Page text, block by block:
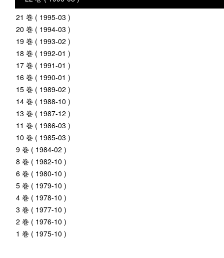
21 巻 ( 1995-03 )
20 巻 ( 1994-03 )
19 巻 ( 1993-02 )
18 巻 ( 1992-01 )
17 巻 ( 1991-01 )
16 巻 ( 1990-01 )
15 巻 ( 1989-02 )
14 巻 ( 1988-10 )
13 巻 ( 1987-12 )
11 巻 ( 1986-03 )
10 巻 ( 1985-03 )
9 巻 ( 1984-02 )
8 巻 ( 1982-10 )
6 巻 ( 1980-10 )
5 巻 ( 1979-10 )
4 巻 ( 1978-10 )
3 巻 ( 1977-10 )
2 巻 ( 1976-10 )
1 巻 ( 1975-10 )